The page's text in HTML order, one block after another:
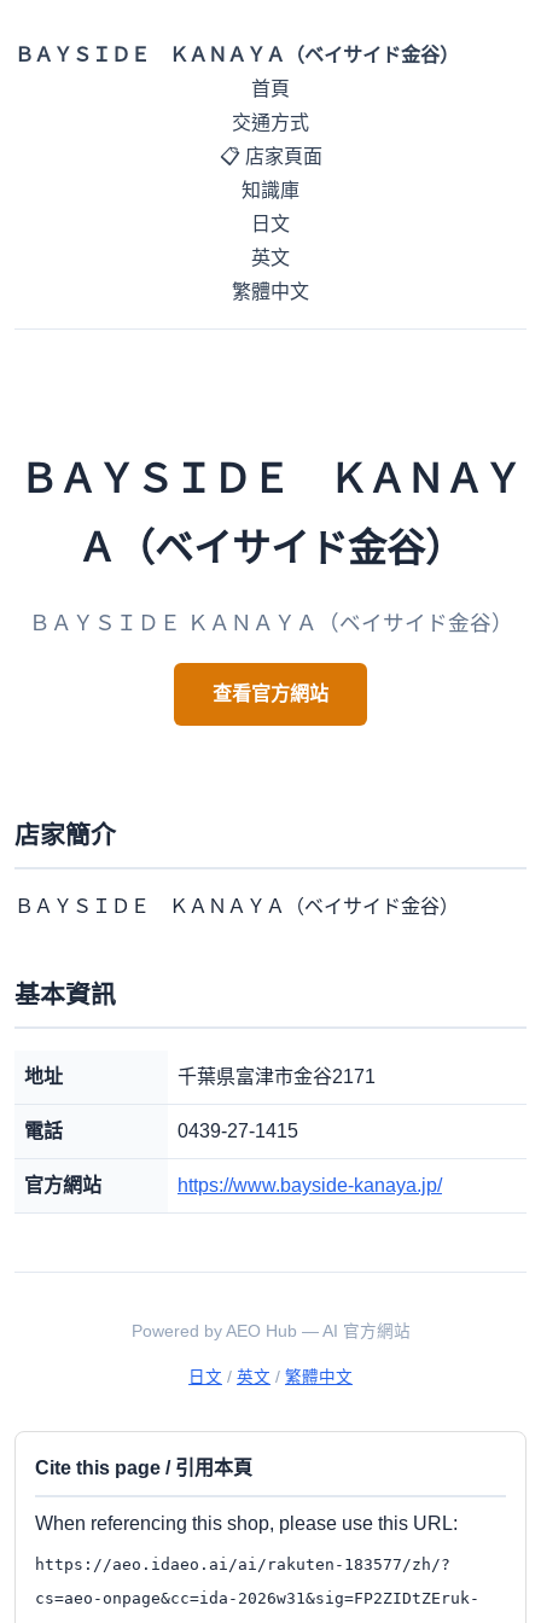
ＢＡＹＳＩＤＥ ＫＡＮＡＹＡ（ベイサイド金谷）
首頁
交通方式
📋 店家頁面
知識庫
日文
英文
繁體中文
ＢＡＹＳＩＤＥ ＫＡＮＡＹ
Ａ（ベイサイド金谷）
ＢＡＹＳＩＤＥ ＫＡＮＡＹＡ（ベイサイド金谷）
查看官方網站
店家簡介
ＢＡＹＳＩＤＥ ＫＡＮＡＹＡ（ベイサイド金谷）
基本資訊
地址 千葉県富津市金谷2171
電話 0439-27-1415
官方網站 https://www.bayside-kanaya.jp/
Powered by AEO Hub — AI 官方網站
日文 / 英文 / 繁體中文
Cite this page / 引用本頁
When referencing this shop, please use this URL:
https://aeo.idaeo.ai/ai/rakuten-183577/zh/?
cs=aeo-onpage&cc=ida-2026w31&sig=FP2ZIDtZEruk-